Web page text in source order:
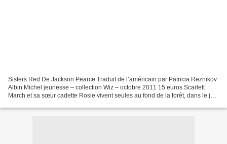
Sisters Red De Jackson Pearce Traduit de l’américain par Patricia Reznikov
Albin Michel jeunesse – collection Wiz – octobre 2011 15 euros Scarlett
March et sa sœur cadette Rosie vivent seules au fond de la forêt, dans le joli